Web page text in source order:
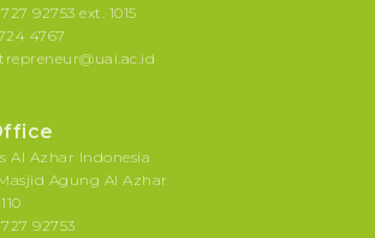
92753 ext. 1015
4767
Al Azhar Indonesia
Agung Al Azhar
92753